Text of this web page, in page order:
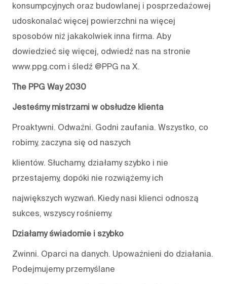
konsumpcyjnych oraz budowlanej i posprzedażowej
udoskonalać więcej powierzchni na więcej
sposobów niż jakakolwiek inna firma. Aby
dowiedzieć się więcej, odwiedź nas na stronie
www.ppg.com i śledź @PPG na X.
The PPG Way 2030
Jesteśmy mistrzami w obsłudze klienta
Proaktywni. Odważni. Godni zaufania. Wszystko, co
robimy, zaczyna się od naszych
klientów. Słuchamy, działamy szybko i nie
przestajemy, dopóki nie rozwiążemy ich
największych wyzwań. Kiedy nasi klienci odnoszą
sukces, wszyscy rośniemy.
Działamy świadomie i szybko
Zwinni. Oparci na danych. Upoważnieni do działania.
Podejmujemy przemyślane